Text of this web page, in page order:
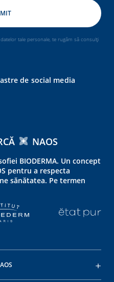
tale personale, te rugăm să consulți
de social media
NAOS
BIODERMA. Un concept
pentru a respecta
sănătatea. Pe termen